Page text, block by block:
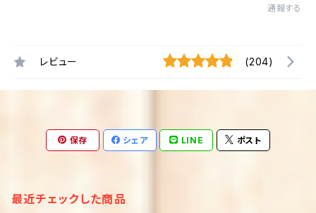
通報する
レビュー (204)
保存 シェア LINE ポスト
最近チェックした商品